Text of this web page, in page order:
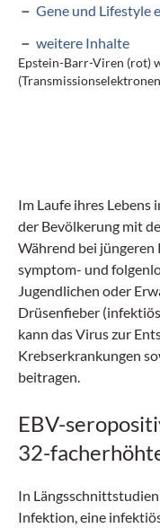
Gene und Lifestyle
weitere Inhalte
Epstein-Barr-Viren (rot)
Im Laufe ihres Lebens
der Bevölkerung mit
Während bei
symptom- und
Jugendlichen oder
Drüsenfieber
kann das Virus zur
Krebserkrankungen
beitragen.
EBV-
32-
In Längsschnittstudien
Infektion, eine